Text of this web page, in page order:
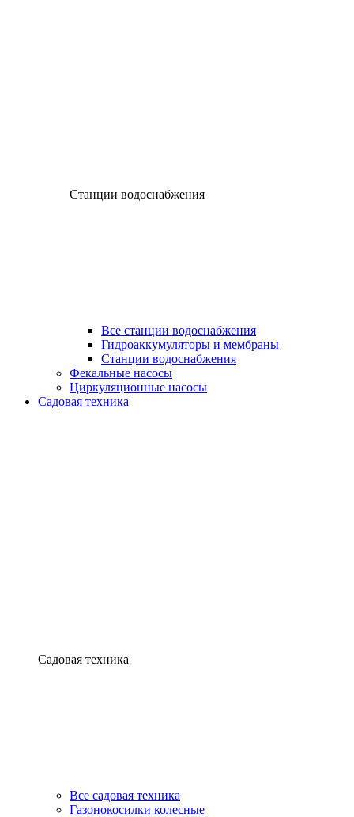
Станции водоснабжения
Все станции водоснабжения
Гидроаккумуляторы и мембраны
Станции водоснабжения
Фекальные насосы
Циркуляционные насосы
Садовая техника
Садовая техника
Все садовая техника
Газонокосилки колесные